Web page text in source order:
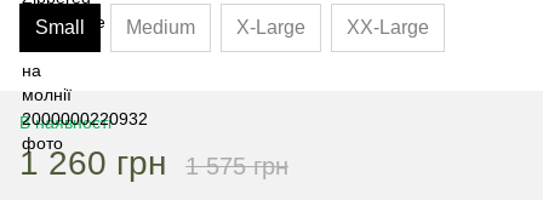
Small Medium X-Large XX-Large
В наявності
1 260 грн 1 575 грн